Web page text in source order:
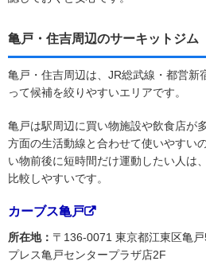
亀戸・住吉周辺のサーキットジム
亀戸・住吉周辺は、JR総武線・都営新
って候補を絞りやすいエリアです。
亀戸は駅周辺に買い物施設や飲食店が
方面の生活動線と合わせて使いやすい
い物前後に短時間だけ運動したい人は
比較しやすいです。
カーブス亀戸
所在地： 〒136-0071 東京都江東区亀
プレス亀戸センタープラザ店2F